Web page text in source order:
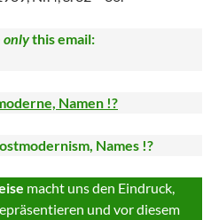
onlythis email:
Namen !?
Names !?
macht uns den Eindruck,
und vor diesem